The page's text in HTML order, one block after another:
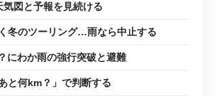
図と予報を見続ける
冬のツーリング…雨なら中止する
にわか雨の強行突破と避難
と何km？」で判断する